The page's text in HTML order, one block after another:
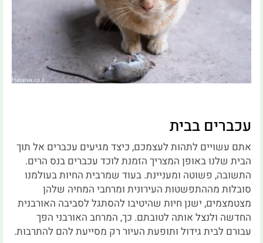
עכברים בבית
אתם עשויים לתהות לעצמכם, כיצד מגיעים עכברים אל תוך
הבית שלנו באופן המצריך הזמנת לוכד עכברים בנס הרים.
התשובה, פשוטה ומעניינת. בעוד שמרבית החיות בעולמנו
סובלות מההתפשטות העירונית ומרחבי המחיה שלהן
מצטמצמים, ישנן חיות שהיטיבו להסתגל לסביבה האורבנית
החדשה ולנצל אותה לטובתם. כך, המרחב האורבני הפך
עבורם לבית גידול ותופעת העיור רק מסייעת להם להתרבות.